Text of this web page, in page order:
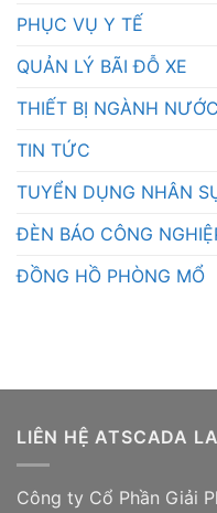
PHỤC VỤ Y TẾ
QUẢN LÝ BÃI ĐỖ XE
THIẾT BỊ NGÀNH NƯỚC
TIN TỨC
TUYỂN DỤNG NHÂN
ĐÈN BÁO CÔNG
ĐỒNG HỒ PHÒNG MỔ
LIÊN HỆ ATSCADA
Công ty Cổ Phần Giải